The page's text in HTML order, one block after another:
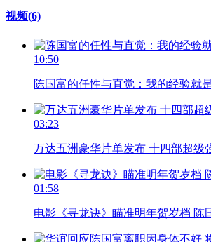
视频(6)
10:50
陈国富的任性与直觉：我的经验就
03:23
万达五洲豪华片单发布 十四部超级
01:58
电影《寻龙诀》瞄准明年贺岁档 陈